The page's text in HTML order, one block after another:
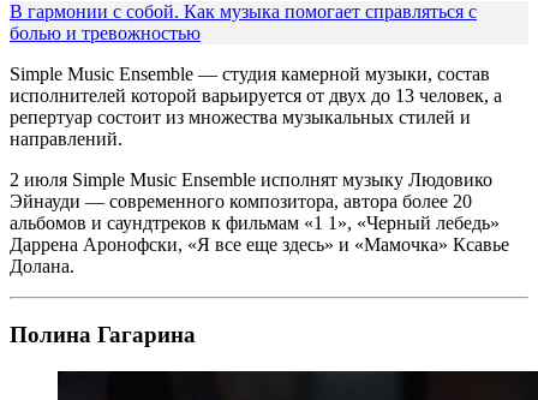
В гармонии с собой. Как музыка помогает справляться с
болью и тревожностью
Simple Music Ensemble — студия камерной музыки, состав
исполнителей которой варьируется от двух до 13 человек, а
репертуар состоит из множества музыкальных стилей и
направлений.
2 июля Simple Music Ensemble исполнят музыку Людовико
Эйнауди — современного композитора, автора более 20
альбомов и саундтреков к фильмам «1 1», «Черный лебедь»
Даррена Аронофски, «Я все еще здесь» и «Мамочка» Ксавье
Долана.
Полина Гагарина